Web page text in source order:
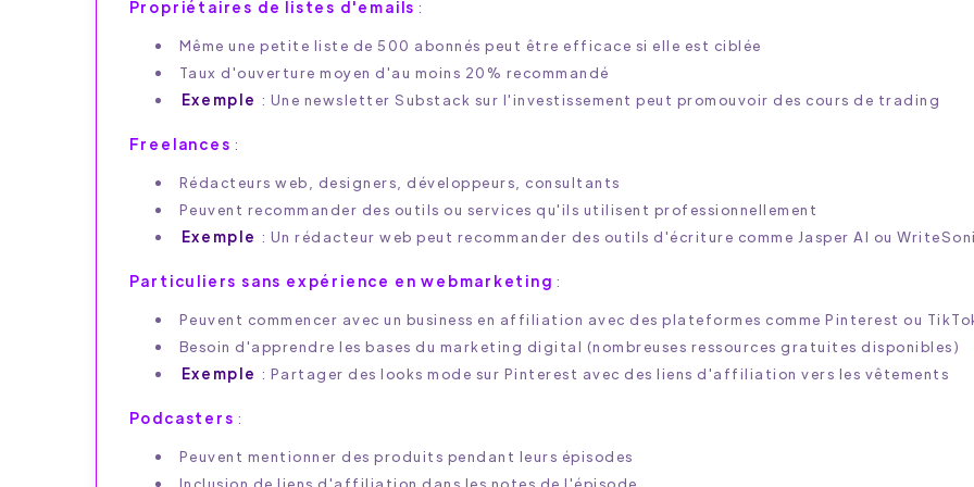
Propriétaires de listes d'emails :
Même une petite liste de 500 abonnés peut être efficace si elle est ciblée
Taux d'ouverture moyen d'au moins 20% recommandé
Exemple : Une newsletter Substack sur l'investissement peut promouvoir des cours de trading
Freelances :
Rédacteurs web, designers, développeurs, consultants
Peuvent recommander des outils ou services qu'ils utilisent professionnellement
Exemple : Un rédacteur web peut recommander des outils d'écriture comme Jasper AI ou
Particuliers sans expérience en webmarketing :
Peuvent commencer avec un business en affiliation avec des plateformes comme Pinterest ou
Besoin d'apprendre les bases du marketing digital (nombreuses ressources gratuites disponibles)
Exemple : Partager des looks mode sur Pinterest avec des liens d'affiliation vers les vêtements
Podcasters :
Peuvent mentionner des produits pendant leurs épisodes
Inclusion de liens d'affiliation dans les notes de l'épisode